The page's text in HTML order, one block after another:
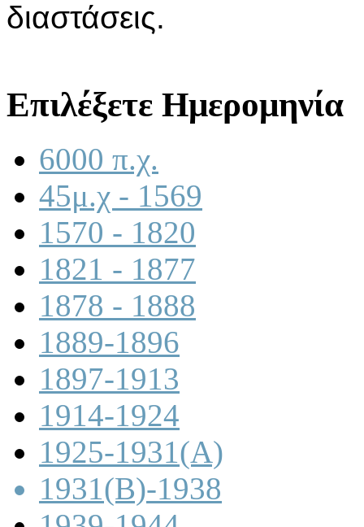
διαστάσεις.
Επιλέξετε Ημερομηνία
6000 π.χ.
45μ.χ - 1569
1570 - 1820
1821 - 1877
1878 - 1888
1889-1896
1897-1913
1914-1924
1925-1931(A)
1931(B)-1938